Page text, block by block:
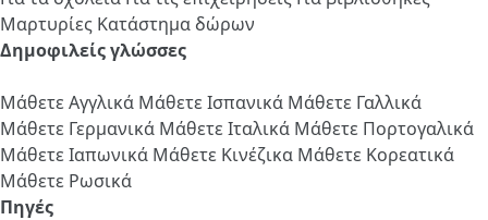
Μαρτυρίες Κατάστημα δώρων
Δημοφιλείς γλώσσες
Μάθετε Αγγλικά Μάθετε Ισπανικά Μάθετε Γαλλικά
Μάθετε Γερμανικά Μάθετε Ιταλικά Μάθετε Πορτογαλικά
Μάθετε Ιαπωνικά Μάθετε Κινέζικα Μάθετε Κορεατικά
Μάθετε Ρωσικά
Πηγές